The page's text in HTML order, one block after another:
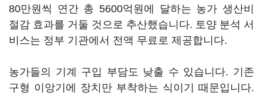
80만원씩 연간 총 5600억원에 달하는 농가 생산비
절감 효과를 거둘 것으로 추산했습니다. 토양 분석 서
비스는 정부 기관에서 전액 무료로 제공합니다.
농가들의 기계 구입 부담도 낮출 수 있습니다. 기존
구형 이앙기에 장치만 부착하는 식이기 때문입니다.